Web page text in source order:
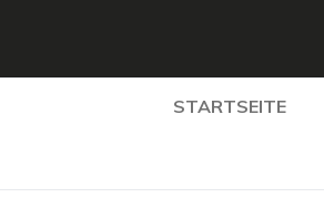
STARTSEITE